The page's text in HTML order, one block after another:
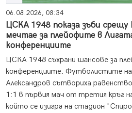
06.08.2026, 08:34
ЦСКА 1948 показа зъби
мечтае за плейофите в
конференциите
ЦСКА 1948 съхрани шансове за
конференциите. Футболистите на
Александров сътвориха
1:1 в първия мач от третия кръг
който се изигра на стадион